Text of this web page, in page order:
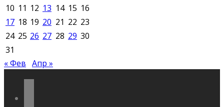
10 11 12 13 14 15 16
17 18 19 20 21 22 23
24 25 26 27 28 29 30
31
« Фев Апр »